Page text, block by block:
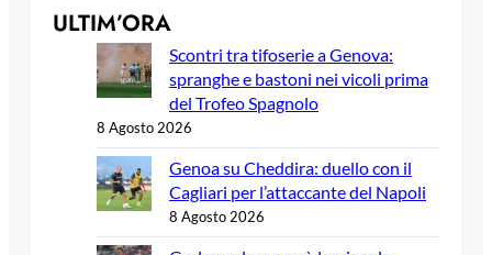
ULTIM’ORA
Scontri tra tifoserie a Genova:
spranghe e bastoni nei vicoli prima
del Trofeo Spagnolo
8 Agosto 2026
Genoa su Cheddira: duello con il
Cagliari per l’attaccante del Napoli
8 Agosto 2026